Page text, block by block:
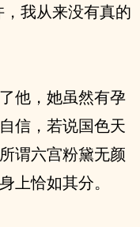
我从来没有真的
他，她虽然有孕
信，若说国色天
谓六宫粉黛无颜
上恰如其分。